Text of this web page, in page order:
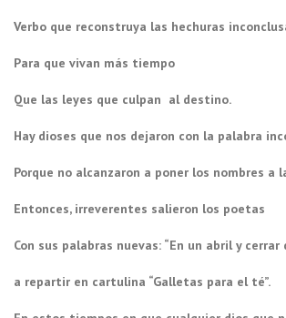
Verbo que reconstruya las hechuras
Para que vivan más tiempo
Que las leyes que culpan al destino.
Hay dioses que nos dejaron con la palabra
Porque no alcanzaron a poner los nombres a
Entonces, irreverentes salieron los poetas
Con sus palabras nuevas: “En un abril y cerrar
a repartir en cartulina “Galletas para el té”.